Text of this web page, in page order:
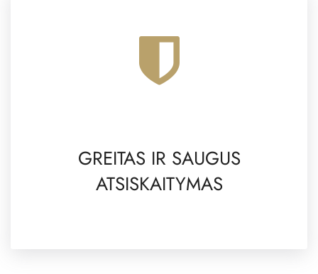
GREITAS IR SAUGUS
ATSISKAITYMAS